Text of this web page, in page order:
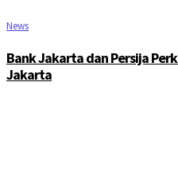
News
Bank Jakarta dan Persija
Jakarta